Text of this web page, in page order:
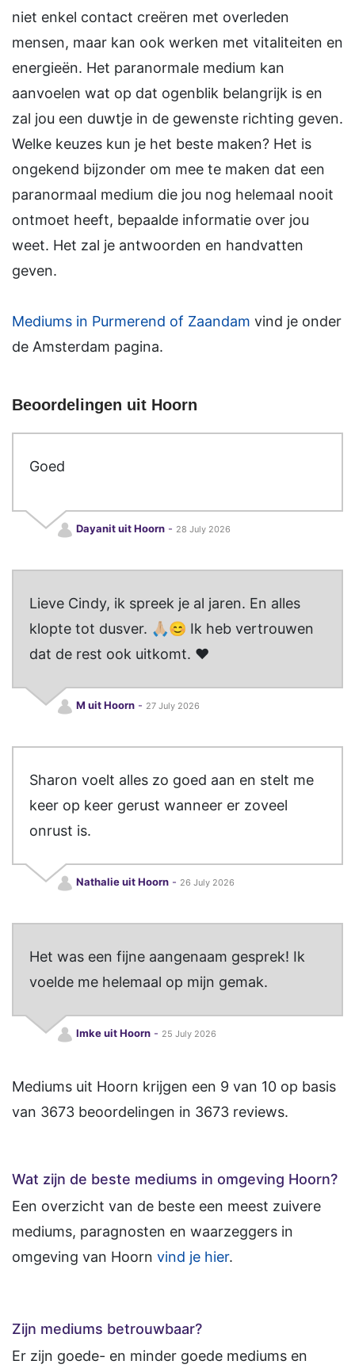
niet enkel contact creëren met overleden
mensen, maar kan ook werken met vitaliteiten en
energieën. Het paranormale medium kan
aanvoelen wat op dat ogenblik belangrijk is en
zal jou een duwtje in de gewenste richting geven.
Welke keuzes kun je het beste maken? Het is
ongekend bijzonder om mee te maken dat een
paranormaal medium die jou nog helemaal nooit
ontmoet heeft, bepaalde informatie over jou
weet. Het zal je antwoorden en handvatten
geven.
Mediums in Purmerend of Zaandam vind je onder
de Amsterdam pagina.
Beoordelingen uit Hoorn
Goed
Dayanit uit Hoorn- 28 July 2026
Lieve Cindy, ik spreek je al jaren. En alles
klopte tot dusver. 🙏🏼😊 Ik heb vertrouwen
dat de rest ook uitkomt. ❤️
M uit Hoorn- 27 July 2026
Sharon voelt alles zo goed aan en stelt me
keer op keer gerust wanneer er zoveel
onrust is.
Nathalie uit Hoorn- 26 July 2026
Het was een fijne aangenaam gesprek! Ik
voelde me helemaal op mijn gemak.
Imke uit Hoorn- 25 July 2026
Mediums uit Hoorn krijgen een 9 van 10 op basis
van 3673 beoordelingen in 3673 reviews.
Wat zijn de beste mediums in omgeving Hoorn?
Een overzicht van de beste een meest zuivere
mediums, paragnosten en waarzeggers in
omgeving van Hoorn vind je hier.
Zijn mediums betrouwbaar?
Er zijn goede- en minder goede mediums en